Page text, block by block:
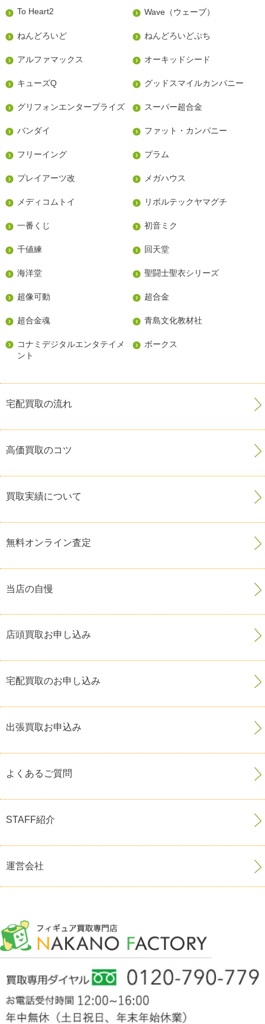
To Heart2 Wave（ウェーブ）
ねんどろいど ねんどろいどぷち
アルファマックス オーキッドシード
キューズQ グッドスマイルカンパニー
グリフォンエンタープライズ スーパー超合金
バンダイ ファット・カンパニー
フリーイング プラム
プレイアーツ改 メガハウス
メディコムトイ リボルテックヤマグチ
一番くじ 初音ミク
千値練 回天堂
海洋堂 聖闘士聖衣シリーズ
超像可動 超合金
超合金魂 青島文化教材社
コナミデジタルエンタテイメ
ント
ボークス
宅配買取の流れ
高価買取のコツ
買取実績について
無料オンライン査定
当店の自慢
店頭買取お申し込み
宅配買取のお申し込み
出張買取お申込み
よくあるご質問
STAFF紹介
運営会社